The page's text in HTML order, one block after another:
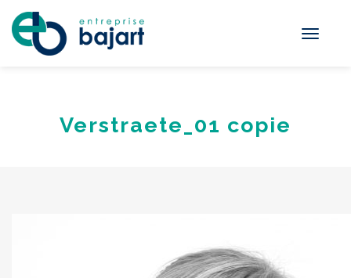
Toggle
Verstraete_01 copie